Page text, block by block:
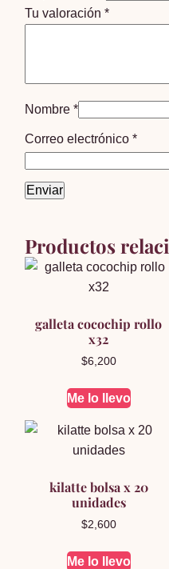
Tu valoración*
Nombre*
Correo electrónico*
Productos
galleta cocochip rollo
x32
$6,200
Me lo llevo
kilatte bolsa x 20
unidades
$2,600
Me lo llevo